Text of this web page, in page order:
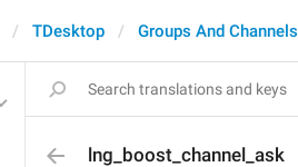
TDesktop Groups And Channels
lng_boost_channel_ask